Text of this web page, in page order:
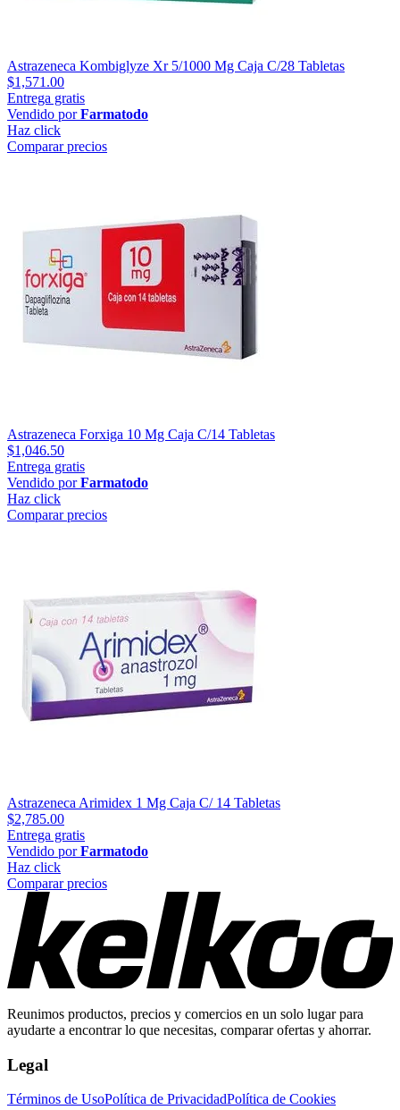
Astrazeneca Kombiglyze Xr 5/1000 Mg Caja C/28 Tabletas
$1,571.00
Entrega gratis
Vendido porFarmatodo
Haz click
Comparar precios
Astrazeneca Forxiga 10 Mg Caja C/14 Tabletas
$1,046.50
Entrega gratis
Vendido porFarmatodo
Haz click
Comparar precios
Astrazeneca Arimidex 1 Mg Caja C/ 14 Tabletas
$2,785.00
Entrega gratis
Vendido porFarmatodo
Haz click
Comparar precios
Reunimos productos, precios y comercios en un solo lugar para
ayudarte a encontrar lo que necesitas, comparar ofertas y ahorrar.
Legal
Términos de UsoPolítica de PrivacidadPolítica de Cookies